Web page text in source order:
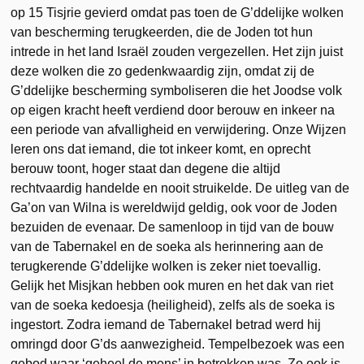
op 15 Tisjrie gevierd omdat pas toen de G’ddelijke wolken
van bescherming terugkeerden, die de Joden tot hun
intrede in het land Israël zouden vergezellen. Het zijn juist
deze wolken die zo gedenkwaardig zijn, omdat zij de
G’ddelijke bescherming symboliseren die het Joodse volk
op eigen kracht heeft verdiend door berouw en inkeer na
een periode van afvalligheid en verwijdering. Onze Wijzen
leren ons dat iemand, die tot inkeer komt, en oprecht
berouw toont, hoger staat dan degene die altijd
rechtvaardig handelde en nooit struikelde. De uitleg van de
Ga’on van Wilna is wereldwijd geldig, ook voor de Joden
bezuiden de evenaar. De samenloop in tijd van de bouw
van de Tabernakel en de soeka als herinnering aan de
terugkerende G’ddelijke wolken is zeker niet toevallig.
Gelijk het Misjkan hebben ook muren en het dak van riet
van de soeka kedoesja (heiligheid), zelfs als de soeka is
ingestort. Zodra iemand de Tabernakel betrad werd hij
omringd door G’ds aanwezigheid. Tempelbezoek was een